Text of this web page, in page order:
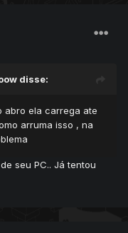
disse:
abro ela carrega ate
arruma isso , na
seu PC.. Já tentou